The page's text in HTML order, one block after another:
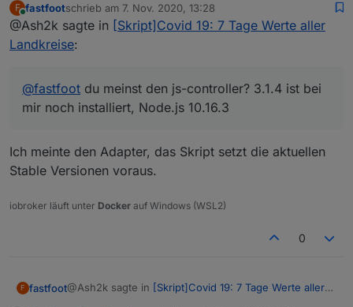
Node.js 10.16.3
F
Online
fastfootschrieb am 7. Nov. 2020, 13:28
zuletzt editiert von
@Ash2k sagte in [Skript]Covid 19: 7 Tage Werte aller
Landkreise:
@fastfoot du meinst den js-controller? 3.1.4 ist bei
mir noch installiert, Node.js 10.16.3
Ich meinte den Adapter, das Skript setzt die aktuellen
Stable Versionen voraus.
iobroker läuft unter Docker auf Windows (WSL2)
0
F fastfoot@Ash2k sagte in [Skript]Covid 19: 7 Tage Werte aller